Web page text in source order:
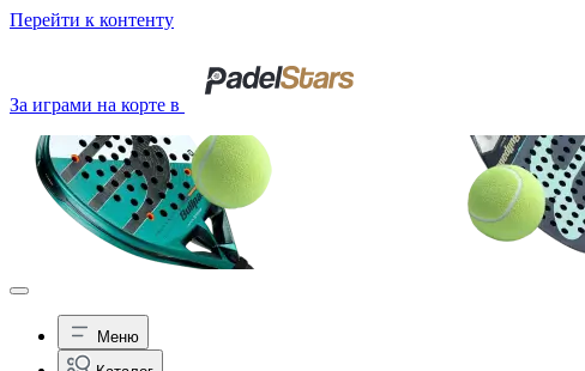
Перейти к контенту
За играми на корте в
Меню